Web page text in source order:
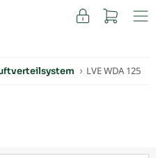
LVE WDA 125